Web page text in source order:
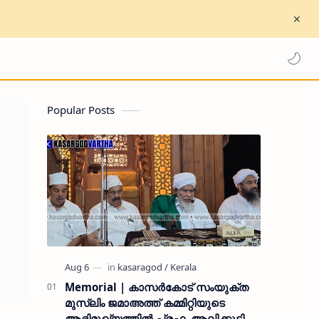
Popular Posts
Memorial | കാസർകോട് സംയുക്ത
മുസ്ലിം ജമാഅത്ത് കമ്മിറ്റിയുടെ